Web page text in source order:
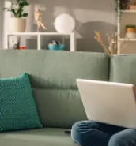
diese website
mlp berater